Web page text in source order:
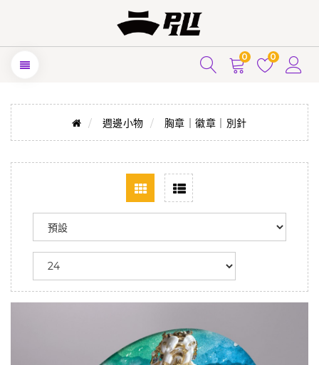
0 0
週邊小物 胸章｜徽章｜別針